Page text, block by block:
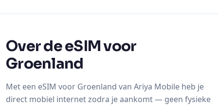
Over de eSIM voor
Groenland
Met een eSIM voor Groenland van Ariya Mobile heb je
direct mobiel internet zodra je aankomt — geen fysieke